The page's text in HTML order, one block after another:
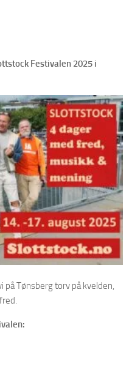
Festivalen 2025 i
på Tønsberg torv på kvelden,